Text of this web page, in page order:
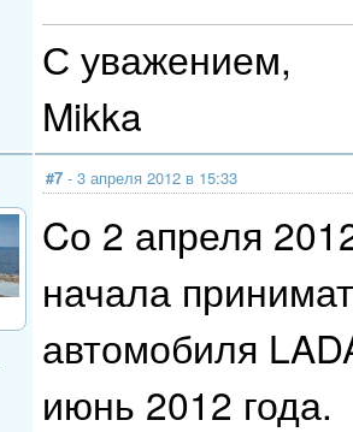
С уважением,
Mikka
#7 - 3 апреля 2012 в 15:33
Cо 2 апреля
начала
автомобиля
июнь 2012 года.